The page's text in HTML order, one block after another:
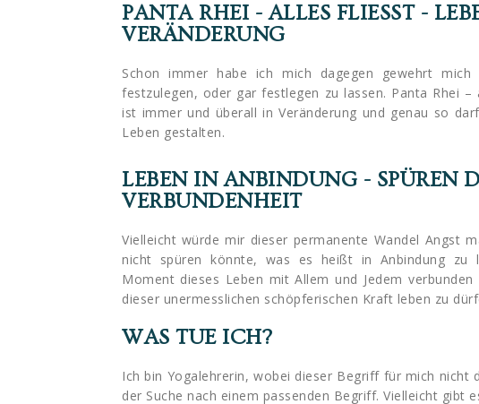
PANTA RHEI - ALLES FLIESST -
ERÄNDERUNG
Schon immer habe ich mich dagegen gewehrt mich
festzulegen, oder gar festlegen zu lassen. Panta Rhei –
ist immer und überall in Veränderung und genau so
Leben gestalten.
LEBEN IN ANBINDUNG - SPÜREN
VERBUNDENHEIT
Vielleicht würde mir dieser permanente Wandel Angst
nicht spüren könnte, was es heißt in Anbindung zu
Moment dieses Leben mit Allem und Jedem
dieser unermesslichen schöpferischen Kraft leben zu
WAS TUE ICH?
Ich bin Yogalehrerin, wobei dieser Begriff für mich
der Suche nach einem passenden Begriff. Vielleicht gibt